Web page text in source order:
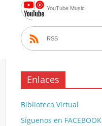
YouTube Music
RSS
Enlaces
Biblioteca Virtual
Síguenos en FACEBOOK